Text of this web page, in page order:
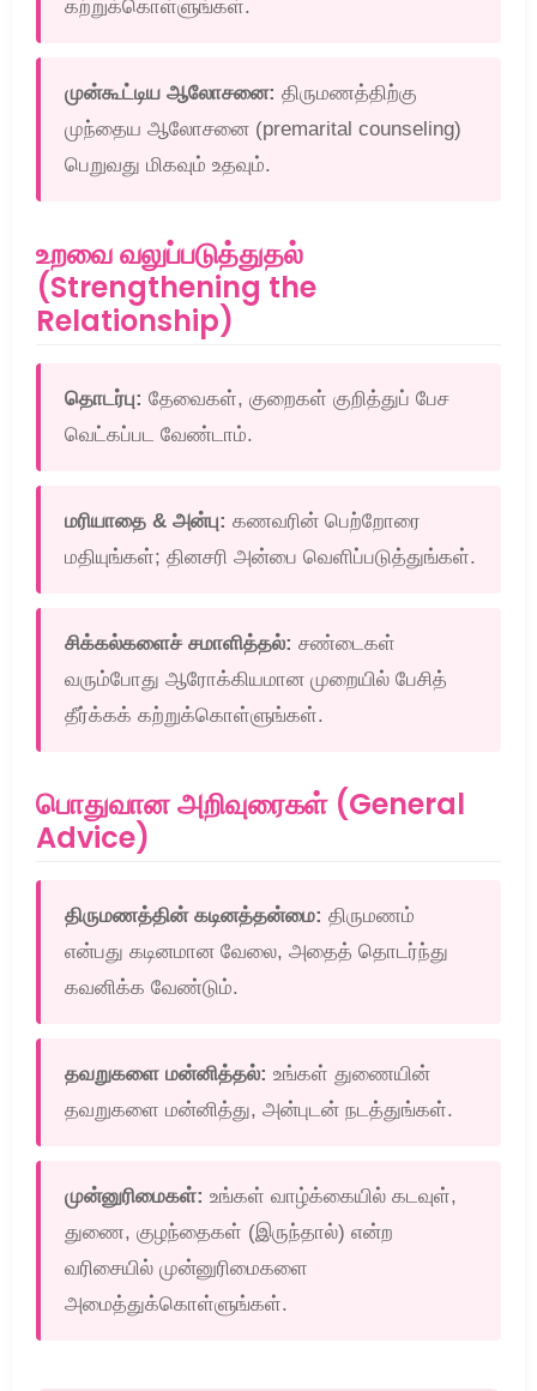
கற்றுக்கொள்ளுங்கள்.
முன்கூட்டிய ஆலோசனை: திருமணத்திற்கு
முந்தைய ஆலோசனை (premarital counseling)
பெறுவது மிகவும் உதவும்.
உறவை வலுப்படுத்துதல்
(Strengthening the
Relationship)
தொடர்பு: தேவைகள், குறைகள் குறித்துப் பேச
வெட்கப்பட வேண்டாம்.
மரியாதை & அன்பு: கணவரின் பெற்றோரை
மதியுங்கள்; தினசரி அன்பை வெளிப்படுத்துங்கள்.
சிக்கல்களைச் சமாளித்தல்: சண்டைகள்
வரும்போது ஆரோக்கியமான முறையில் பேசித்
தீர்க்கக் கற்றுக்கொள்ளுங்கள்.
பொதுவான அறிவுரைகள் (General
Advice)
திருமணத்தின் கடினத்தன்மை: திருமணம்
என்பது கடினமான வேலை, அதைத் தொடர்ந்து
கவனிக்க வேண்டும்.
தவறுகளை மன்னித்தல்: உங்கள் துணையின்
தவறுகளை மன்னித்து, அன்புடன் நடத்துங்கள்.
முன்னுரிமைகள்: உங்கள் வாழ்க்கையில் கடவுள்,
துணை, குழந்தைகள் (இருந்தால்) என்ற
வரிசையில் முன்னுரிமைகளை
அமைத்துக்கொள்ளுங்கள்.